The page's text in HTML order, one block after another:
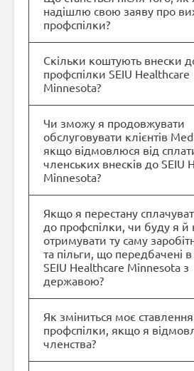
надішлю свою заяву про
профспілки?
Скільки коштують внески
профспілки SEIU Healthcare
Minnesota?
Чи зможу я продовжувати
обслуговувати клієнтів
якщо відмовлюся від
членських внесків до SEIU
Minnesota?
Якщо я перестану
до профспілки, чи буду я й
отримувати ту саму
та пільги, що передбачені в
SEIU Healthcare Minnesota з
державою?
Як зміниться моє
профспілки, якщо я
членства?